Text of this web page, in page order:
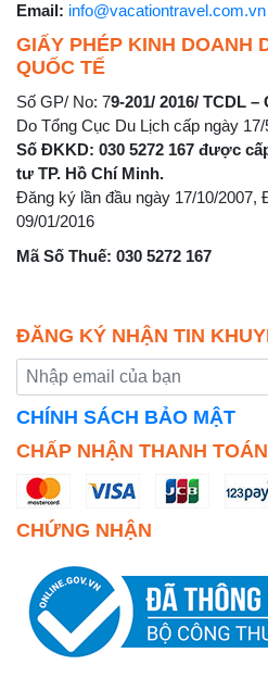
Email: info@vacationtravel.com.vn
GIẤY PHÉP KINH DOANH
QUỐC TẾ
Số GP/ No: 79-201/ 2016/ TCDL –
Do Tổng Cục Du Lịch cấp ngày 17/
Số ĐKKD: 030 5272 167 được
tư TP. Hồ Chí Minh.
Đăng ký lần đầu ngày 17/10/2007,
09/01/2016
Mã Số Thuế: 030 5272 167
ĐĂNG KÝ NHẬN TIN
CHÍNH SÁCH BẢO MẬT
CHẤP NHẬN THANH TOÁN
CHỨNG NHẬN